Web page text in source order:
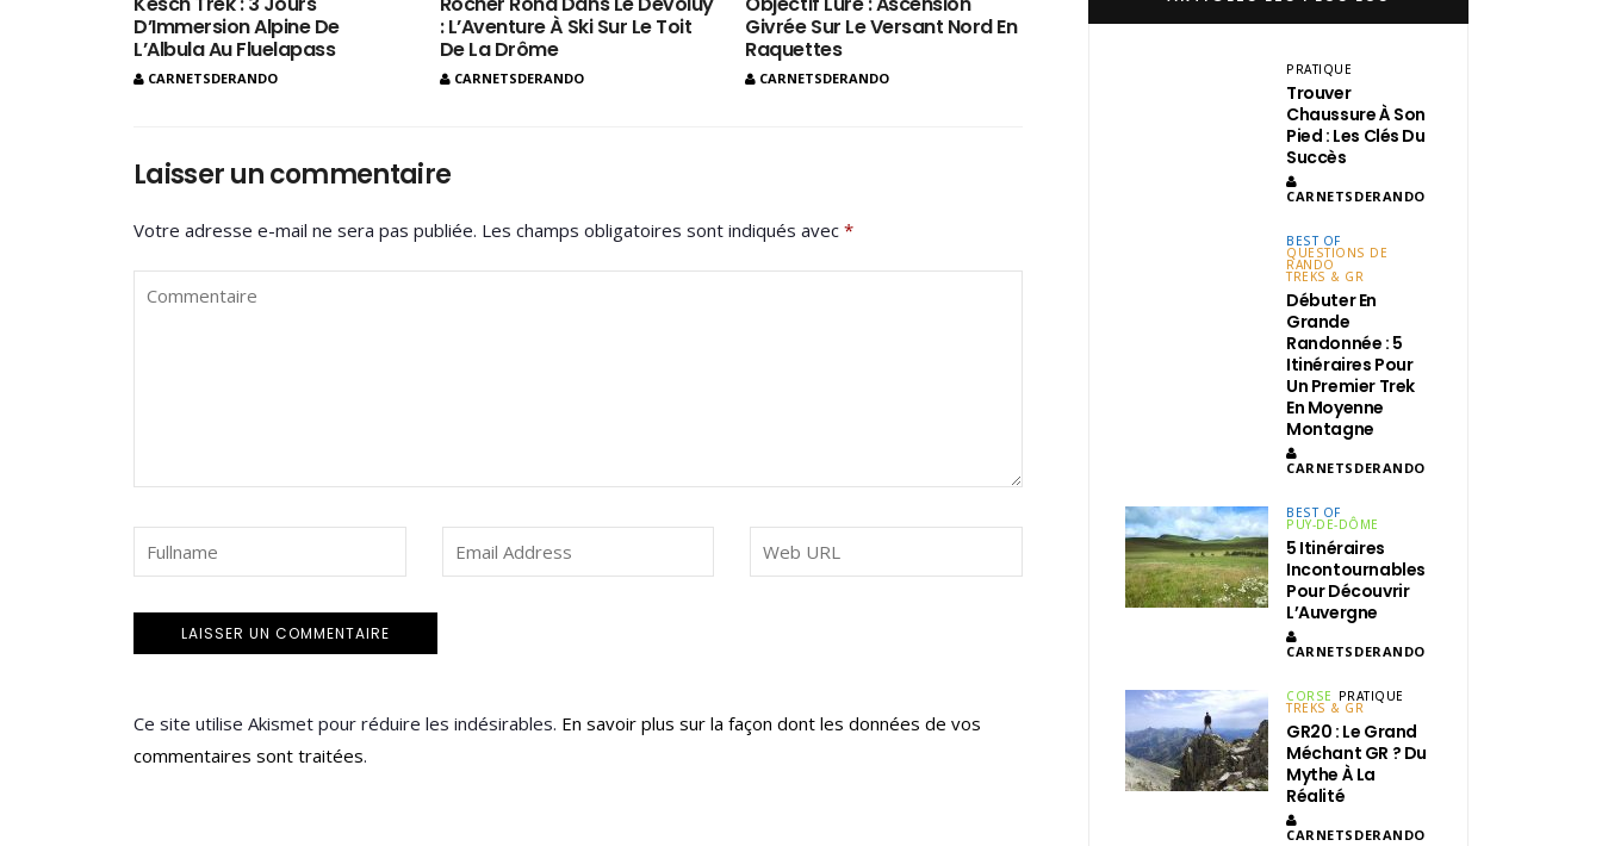
D’Immersion Alpine De
L’Albula Au Fluelapass
CARNETSDERANDO
: L’Aventure À Ski Sur Le Toit
De La Drôme
CARNETSDERANDO
Givrée Sur Le Versant Nord En
Raquettes
CARNETSDERANDO
Laisser un commentaire
Votre adresse e-mail ne sera pas publiée. Les champs obligatoires sont indiqués avec *
Ce site utilise Akismet pour réduire les indésirables. En savoir plus sur la façon dont les données de vos
commentaires sont traitées.
PRATIQUE
Trouver
Chaussure À Son
Pied : Les Clés Du
Succès
CARNETSDERANDO
BEST OF
QUESTIONS DE
RANDO
TREKS & GR
Débuter En
Grande
Randonnée : 5
Itinéraires Pour
Un Premier Trek
En Moyenne
Montagne
CARNETSDERANDO
BEST OF
PUY-DE-DÔME
5 Itinéraires
Incontournables
Pour Découvrir
L’Auvergne
CARNETSDERANDO
CORSE PRATIQUE
TREKS & GR
GR20 : Le Grand
Méchant GR ? Du
Mythe À La
Réalité
CARNETSDERANDO